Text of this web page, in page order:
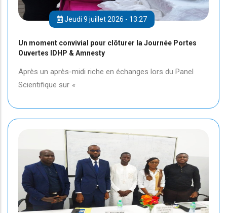
Jeudi 9 juillet 2026 - 13:27
Un moment convivial pour clôturer la Journée Portes
Ouvertes IDHP & Amnesty
Après un après-midi riche en échanges lors du Panel
Scientifique sur «